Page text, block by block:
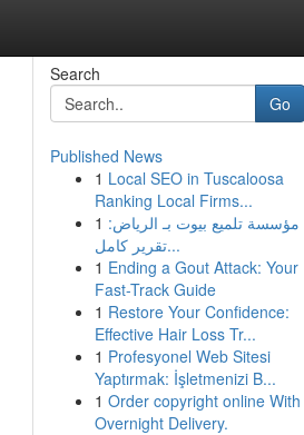
Search
Go
Published News
1 Local SEO in Tuscaloosa
Ranking Local Firms...
1 مؤسسة تلميع بيوت بـ الرياض:
تقرير كامل...
1 Ending a Gout Attack: Your
Fast-Track Guide
1 Restore Your Confidence:
Effective Hair Loss Tr...
1 Profesyonel Web Sitesi
Yaptırmak: İşletmenizi B...
1 Order copyright online With
Overnight Delivery.